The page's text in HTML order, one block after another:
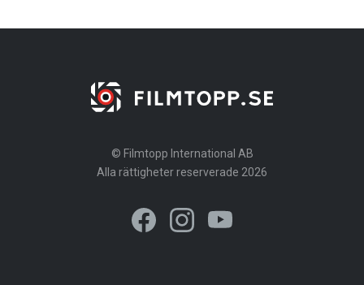
© Filmtopp International AB
Alla rättigheter reserverade 2026